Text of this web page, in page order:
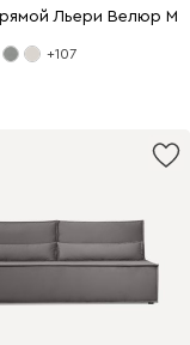
Льери Велюр
+107